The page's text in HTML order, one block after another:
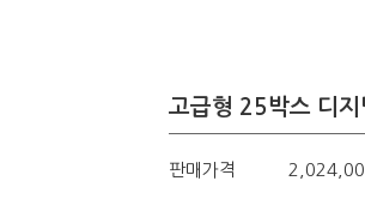
고급형 25박스 디
판매가격